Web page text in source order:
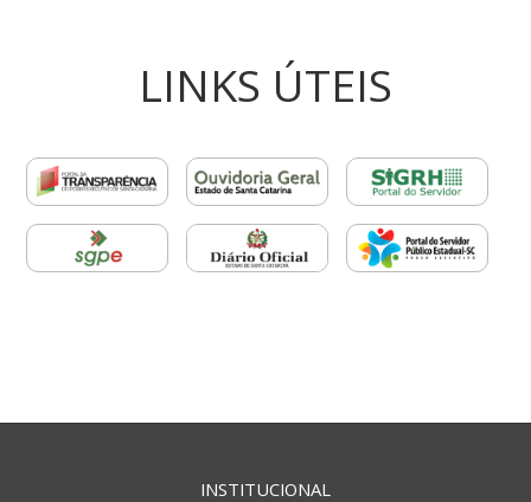
LINKS ÚTEIS
INSTITUCIONAL